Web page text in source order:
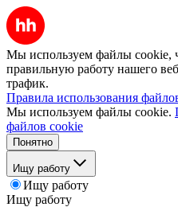
Мы используем файлы cookie,
правильную работу нашего
трафик.
Правила использования
Мы используем файлы cookie.
файлов cookie
Понятно
Ищу работу
Ищу работу
Ищу работу